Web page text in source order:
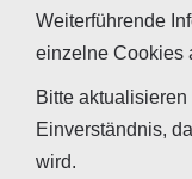
Bedürfnisse.
Weiterführende
einzelne Cookies
Bitte
Einverständnis,
wird.